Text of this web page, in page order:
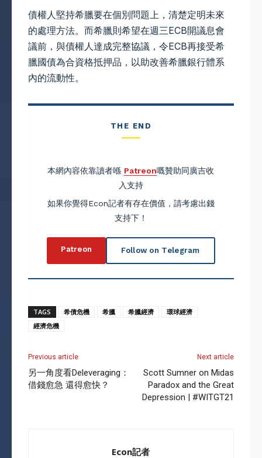
債權人堅持希臘要在個別問題上，清楚定明未來
的處理方法。而希臘則希望在週三ECB開議息會
議前，與債權人達成完整協議，令ECB再接受希
臘國債為合資格抵押品，以助改善希臘銀行體系
內的流動性。
THE END
本網內容依靠讀者喺 Patreon嘅贊助同廣吉收
入支持
如果你覺得Econ記者有存在價值，請考慮出錢
支持下！
Patreon Follow on Telegram
TAGS 希債危機 希臘 希臘經濟
環球經濟
經濟危機
Previous article
另一角度看Deleveraging：
借錢愈急 還得愈快？
Next article
Scott Sumner on Midas
Paradox and the Great
Depression | #WITGT21
Econ記者